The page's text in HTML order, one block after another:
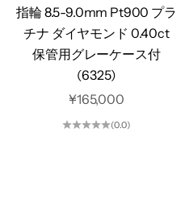
指輪 8.5-9.0mm Pt900 プラ
チナ ダイヤモンド 0.40ct
保管用グレーケース付
(6325)
セール価格
¥165,000
(0.0)